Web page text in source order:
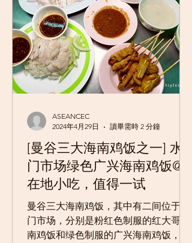
[曼谷三大海南鸡饭之一] 水
门市场绿色广兴海南鸡饭@
在地小吃，值得一试
曼谷三大海南鸡饭，其中有二间位于水
门市场，分别是粉红色制服的红大哥海
南鸡饭和绿色制服的广兴海南鸡饭，第
ASEANCEC
2024年4月29日
讀畢需時 2 分鐘